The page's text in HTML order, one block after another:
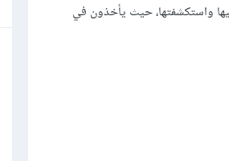
واستكشفتها، حيث يأخذون في